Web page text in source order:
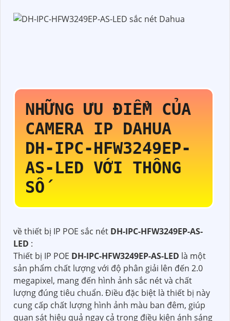
NHỮNG ƯU ĐIỂM CỦA
CAMERA IP DAHUA
DH-IPC-HFW3249EP-
AS-LED VỚI THÔNG
SỐ
về thiết bị IP POE sắc nét DH-IPC-HFW3249EP-AS-
LED :
Thiết bị IP POE DH-IPC-HFW3249EP-AS-LED là một
sản phẩm chất lượng với độ phân giải lên đến 2.0
megapixel, mang đến hình ảnh sắc nét và chất
lượng đúng tiêu chuẩn. Điều đặc biệt là thiết bị này
cung cấp chất lượng hình ảnh màu ban đêm, giúp
quan sát hiệu quả ngay cả trong điều kiện ánh sáng